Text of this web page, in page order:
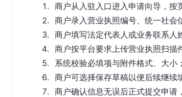
商户从入驻入口进入申请向导，按
商户录入营业执照编号、统一社会
商户填写法定代表人或业务联系人
商户按平台要求上传营业执照扫描
系统校验必填项与附件格式、大小
商户可选择保存草稿以便后续继续
商户确认信息无误后正式提交申请